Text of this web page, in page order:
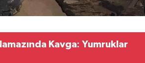
Kavga: Yumruklar